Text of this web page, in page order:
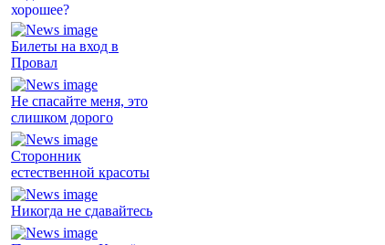
Билеты на вход в
Провал
Не спасайте меня, это
слишком дорого
Сторонник
естественной красоты
Никогда не сдавайтесь